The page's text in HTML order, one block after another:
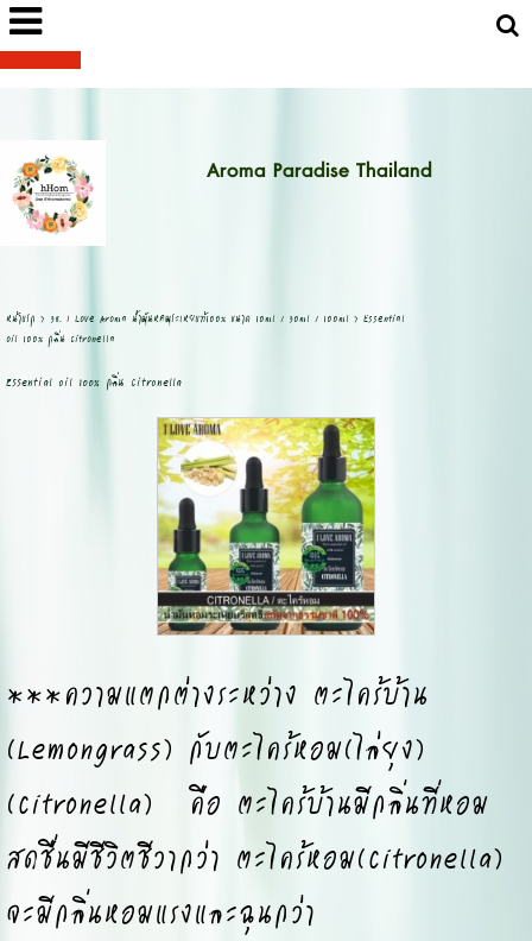
Aroma Paradise Thailand
หน้าแรก > 38. I Love Aroma น้ำมันหอมระเหยแท้100% ขนาด 10ml / 30ml / 100ml > Essential
oil 100% กลิ่น Citronella
Essential oil 100% กลิ่น Citronella
***ความแตกต่างระหว่าง ตะไคร้บ้าน
(Lemongrass) กับตะไคร้หอม(ไล่ยุง)
(Citronella) คือ ตะไคร้บ้านมีกลิ่นที่หอม
สดชื่นมีชีวิตชีวากว่า ตะไคร้หอม(Citronella)
จะมีกลิ่นหอมแรงและฉุนกว่า